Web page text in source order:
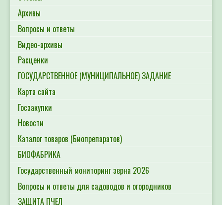
Архивы
Вопросы и ответы
Видео-архивы
Расценки
ГОСУДАРСТВЕННОЕ (МУНИЦИПАЛЬНОЕ) ЗАДАНИЕ
Карта сайта
Госзакупки
Новости
Каталог товаров (Биопрепаратов)
БИОФАБРИКА
Государственный мониторинг зерна 2026
Вопросы и ответы для садоводов и огородников
ЗАЩИТА ПЧЕЛ